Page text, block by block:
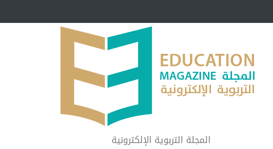
شراكة مجتمعية لمجمع تعليمي بالطائف تستهدف الأيتام وأبناء
الشهداء والمتفوقين
لماذا تعد برامج توعية الأطفال بخصوصية الجسد وقاية لا فضول؟
المجلة التربوية الإلكترونية